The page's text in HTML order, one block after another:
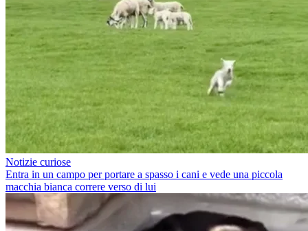
Notizie curiose
Entra in un campo per portare a spasso i cani e vede una piccola
macchia bianca correre verso di lui